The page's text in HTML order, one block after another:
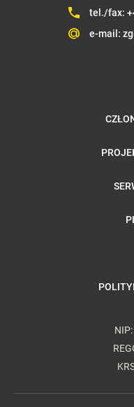
tel./fax:
e-mail: